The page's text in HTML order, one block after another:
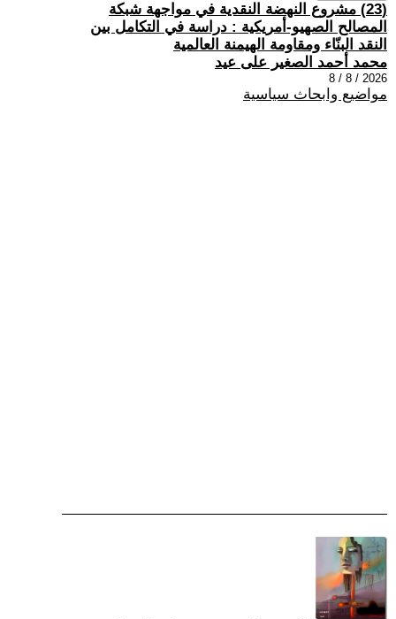
(23) مشروع النهضة النقدية في مواجهة شبكة
المصالح الصهيو-أمريكية : دراسة في التكامل بين
النقد البنّاء ومقاومة الهيمنة العالمية
محمد أحمد الصغير على عيد
2026 / 8 / 8
مواضيع وابحاث سياسية